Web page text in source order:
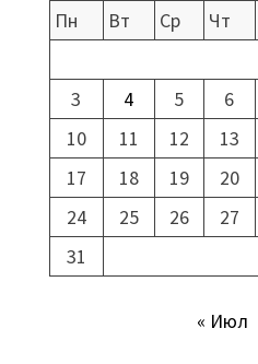
Пн
Вт Ср Чт
3
4 5 6
10
11 12 13
17
18 19 20
24
25 26 27
31
« Июл